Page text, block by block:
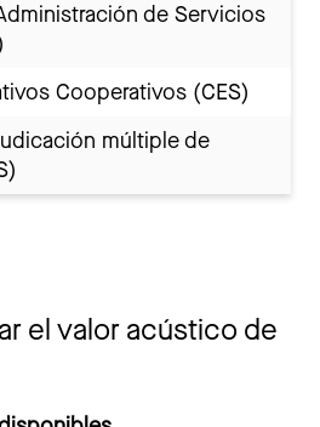
de Servicios
Cooperativos (CES)
múltiple de
el valor acústico de